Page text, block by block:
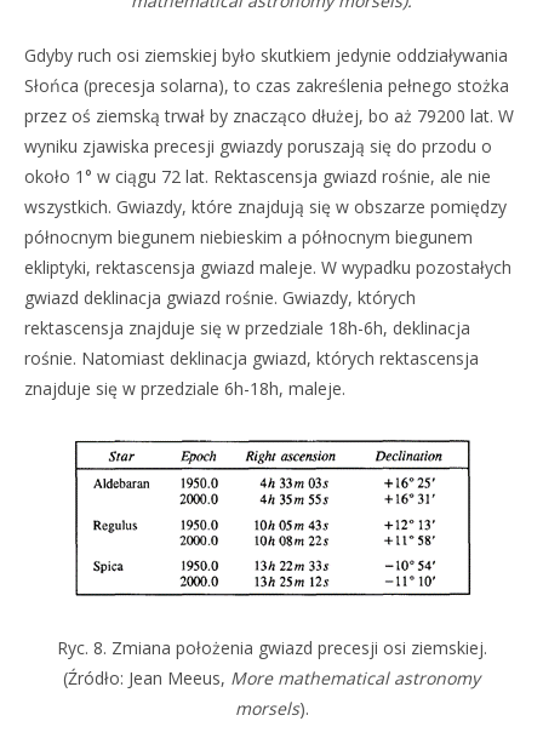
Gdyby ruch osi ziemskiej było skutkiem jedynie oddziaływania
Słońca (precesja solarna), to czas zakreślenia pełnego stożka
przez oś ziemską trwał by znacząco dłużej, bo aż 79200 lat. W
wyniku zjawiska precesji gwiazdy poruszają się do przodu o
około 1° w ciągu 72 lat. Rektascensja gwiazd rośnie, ale nie
wszystkich. Gwiazdy, które znajdują się w obszarze pomiędzy
północnym biegunem niebieskim a północnym biegunem
ekliptyki, rektascensja gwiazd maleje. W wypadku pozostałych
gwiazd deklinacja gwiazd rośnie. Gwiazdy, których
rektascensja znajduje się w przedziale 18h-6h, deklinacja
rośnie. Natomiast deklinacja gwiazd, których rektascensja
znajduje się w przedziale 6h-18h, maleje.
Ryc. 8. Zmiana położenia gwiazd precesji osi ziemskiej.
(Źródło: Jean Meeus, More mathematical astronomy
morsels).